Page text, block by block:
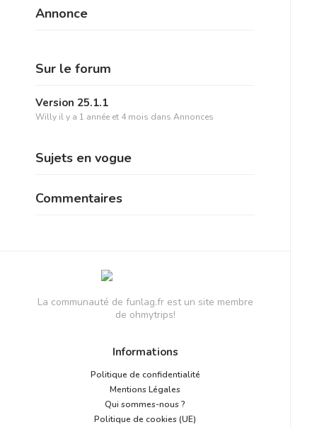
Annonce
Sur le forum
Version 25.1.1
Willy il y a 1 année et 4 mois dans Annonces
Sujets en vogue
Commentaires
La communauté de funlag.fr est un site membre
de ohmytrips!
Informations
Politique de confidentialité
Mentions Légales
Qui sommes-nous ?
Politique de cookies (UE)